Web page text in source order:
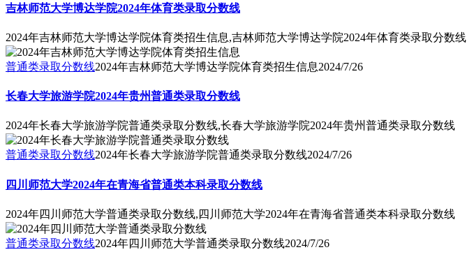
吉林师范大学博达学院2024年体育类录取分数线
2024年吉林师范大学博达学院体育类招生信息,吉林师范大学博达学院2024年体育类录取分数线
普通类录取分数线2024年吉林师范大学博达学院体育类招生信息2024/7/26
长春大学旅游学院2024年贵州普通类录取分数线
2024年长春大学旅游学院普通类录取分数线,长春大学旅游学院2024年贵州普通类录取分数线
普通类录取分数线2024年长春大学旅游学院普通类录取分数线2024/7/26
四川师范大学2024年在青海省普通类本科录取分数线
2024年四川师范大学普通类录取分数线,四川师范大学2024年在青海省普通类本科录取分数线
普通类录取分数线2024年四川师范大学普通类录取分数线2024/7/26